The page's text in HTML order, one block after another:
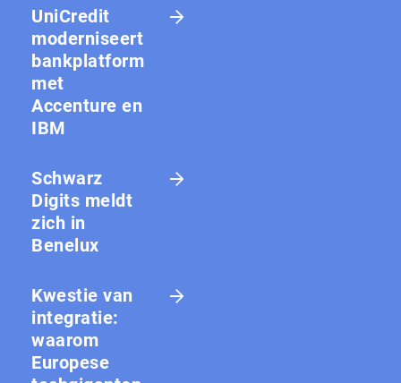
UniCredit
moderniseert
bankplatform
met
Accenture en
IBM
Schwarz
Digits meldt
zich in
Benelux
Kwestie van
integratie:
waarom
Europese